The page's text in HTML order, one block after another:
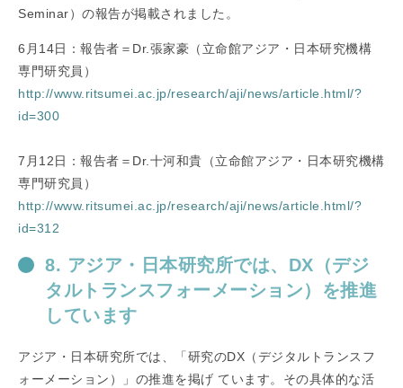
Seminar）の報告が掲載されました。
6月14日：報告者＝Dr.張家豪（立命館アジア・日本研究機構
専門研究員）
http://www.ritsumei.ac.jp/research/aji/news/article.html/?
id=300
7月12日：報告者＝Dr.十河和貴（立命館アジア・日本研究機構
専門研究員）
http://www.ritsumei.ac.jp/research/aji/news/article.html/?
id=312
8. アジア・日本研究所では、DX（デジ
タルトランスフォーメーション）を推進
しています
アジア・日本研究所では、「研究のDX（デジタルトランスフ
ォーメーション）」の推進を掲げ ています。その具体的な活